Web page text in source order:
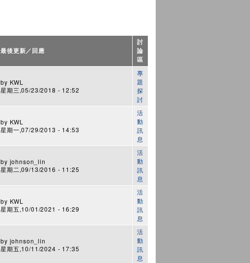
最後更新／回應
討
論
區
by KWL
星期三,05/23/2018 - 12:52
專
題
探
討
by KWL
星期一,07/29/2013 - 14:53
活
動
訊
息
by johnson_lin
星期二,09/13/2016 - 11:25
活
動
訊
息
by KWL
星期五,10/01/2021 - 16:29
活
動
訊
息
by johnson_lin
星期五,10/11/2024 - 17:35
活
動
訊
息